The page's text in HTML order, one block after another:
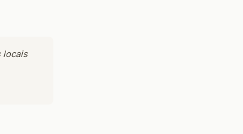
locais